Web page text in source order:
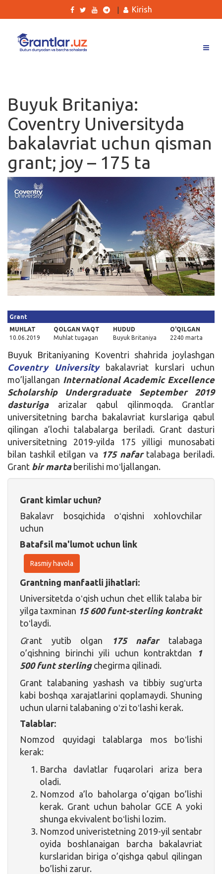
Ishlar
Kurslar
Blog
Yana
Kirish
Kirish
Buyuk Britaniya:
Coventry Universityda
bakalavriat uchun qisman
grant; joy – 175 ta
Grant
MUHLAT
10.06.2019
QOLGAN VAQT
Muhlat tugagan
HUDUD
Buyuk Britaniya
O'QILGAN
2240 marta
Buyuk Britaniyaning Koventri shahrida joylashgan
Coventry Universitybakalavriat kurslari uchun
mo’ljallangan International Academic Excellence
Scholarship Undergraduate September 2019
dasturigaarizalar qabul qilinmoqda. Grantlar
universitetning barcha bakalavriat kurslariga qabul
qilingan a’lochi talabalarga beriladi. Grant dasturi
universitetning 2019-yilda 175 yilligi munosabati
bilan tashkil etilgan va 175 nafartalabaga beriladi.
Grant bir marta berilishi moʻljallangan.
Grant kimlar uchun?
Bakalavr bosqichida oʻqishni xohlovchilar
uchun
Batafsil ma'lumot uchun link
Rasmiy havola
Grantning manfaatli jihatlari:
Universitetda oʻqish uchun chet ellik talaba bir
yilga taxminan 15 600 funt-sterling kontrakt
toʻlaydi.
Grant yutib olgan 175 nafar talabaga
o’qishning birinchi yili uchun kontraktdan
1
500 funt sterlingchegirma qilinadi.
Grant talabaning yashash va tibbiy sugʻurta
kabi boshqa xarajatlarini qoplamaydi. Shuning
uchun ularni talabaning oʻzi toʻlashi kerak.
Talablar:
Nomzod quyidagi talablarga mos boʻlishi
kerak:
Barcha davlatlar fuqarolari ariza bera
oladi.
Nomzod a’lo baholarga o’qigan bo’lishi
kerak. Grant uchun baholar GCE A yoki
shunga ekvivalent boʻlishi lozim.
Nomzod univeristetning 2019-yil sentabr
oyida boshlanaigan barcha bakalavriat
kurslaridan biriga o’qishga qabul qilingan
bo’lishi zarur.